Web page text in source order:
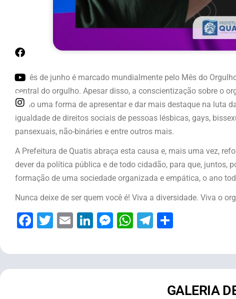
O mês de junho é marcado mundialmente pelo Mês do
central do orgulho. Apesar disso, a conscientização sobre o
como uma forma de apresentar e dar mais destaque na luta
igualdade de direitos sociais de pessoas lésbicas, gays,
pansexuais, não-bináries e entre outros mais.
A Prefeitura de Quatis abraça esta causa e, mais uma vez,
dever da política pública e de todo cidadão, para que, juntos,
formação de uma sociedade organizada e empática, o ano
Nunca deixe de ser quem você é! Viva a diversidade. Viva o
Facebook
Twitter
EmailLinkedIn
Messenger
WhatsApp
Telegram
GALERIA